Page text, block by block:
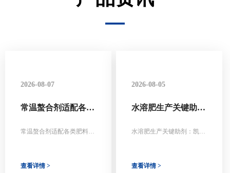
—
2026-08-07
常温螯合剂适配各类
践
常温螯合剂适配各类肥料配
查看详情 >
2026-08-05
水溶肥生产关键助
剂，提升产品稳定性
水溶肥生产关键助剂：凯米
查看详情 >